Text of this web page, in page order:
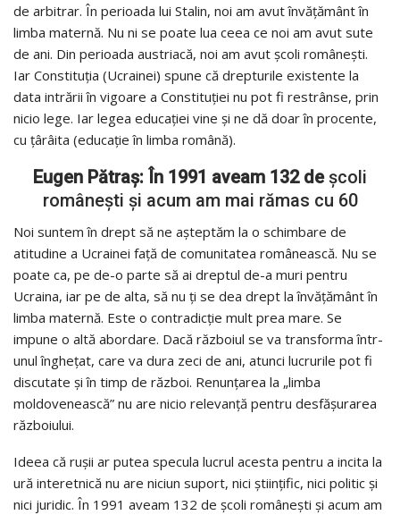
de arbitrar. În perioada lui Stalin, noi am avut învățământ în
limba maternă. Nu ni se poate lua ceea ce noi am avut sute
de ani. Din perioada austriacă, noi am avut școli românești.
Iar Constituția (Ucrainei) spune că drepturile existente la
data intrării în vigoare a Constituției nu pot fi restrânse, prin
nicio lege. Iar legea educației vine și ne dă doar în procente,
cu țârâita (educație în limba română).
Eugen Pătraș: În 1991 aveam 132 deșcoli
românești și acum am mai rămas cu 60
Noi suntem în drept să ne așteptăm la o schimbare de
atitudine a Ucrainei față de comunitatea românească. Nu se
poate ca, pe de-o parte să ai dreptul de-a muri pentru
Ucraina, iar pe de alta, să nu ți se dea drept la învățământ în
limba maternă. Este o contradicție mult prea mare. Se
impune o altă abordare. Dacă războiul se va transforma într-
unul înghețat, care va dura zeci de ani, atunci lucrurile pot fi
discutate și în timp de război. Renunțarea la „limba
moldovenească” nu are nicio relevanță pentru desfășurarea
războiului.
Ideea că rușii ar putea specula lucrul acesta pentru a incita la
ură interetnică nu are niciun suport, nici științific, nici politic și
nici juridic. În 1991 aveam 132 de școli românești și acum am